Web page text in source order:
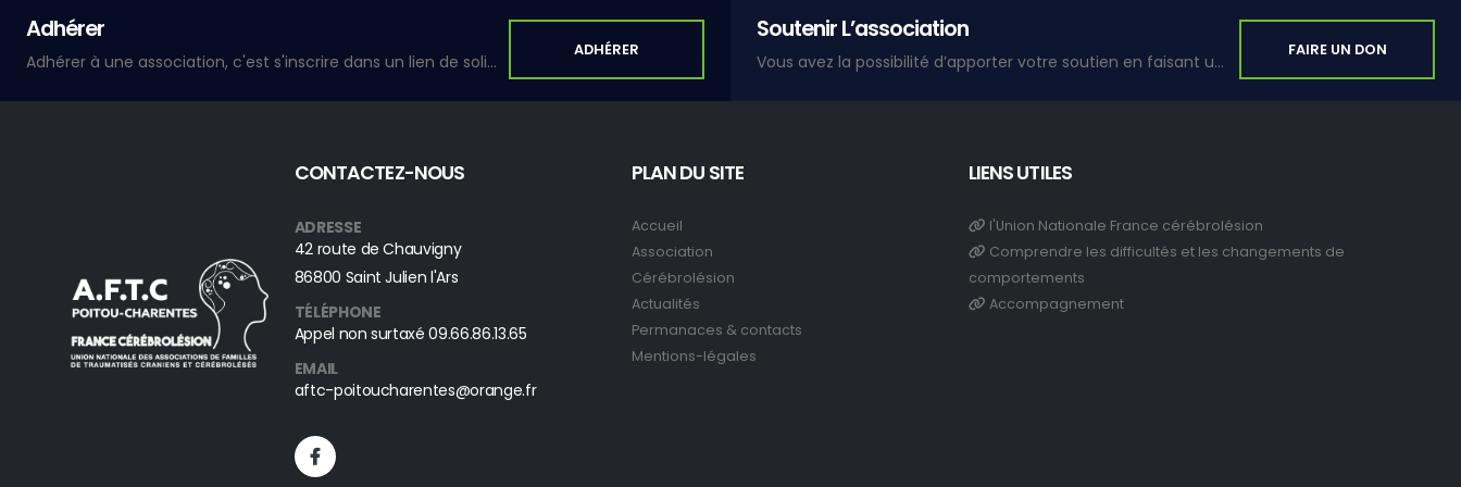
Adhérer
Adhérer à une association, c'est s'inscrire dans un lien de solidarité et de partage.
ADHÉRER
Soutenir L’association
Vous avez la possibilité d’apporter votre soutien en faisant un don.
FAIRE UN DON
CONTACTEZ-NOUS
ADRESSE
42 route de Chauvigny
86800 Saint Julien l'Ars
TÉLÉPHONE
Appel non surtaxé09.66.86.13.65
EMAIL
aftc-poitoucharentes@orange.fr
PLAN DU SITE
Accueil
Association
Cérébrolésion
Actualités
Permanaces & contacts
Mentions-légales
LIENS UTILES
l'Union Nationale France cérébrolésion
Comprendre les difficultés et les changements de
comportements
Accompagnement